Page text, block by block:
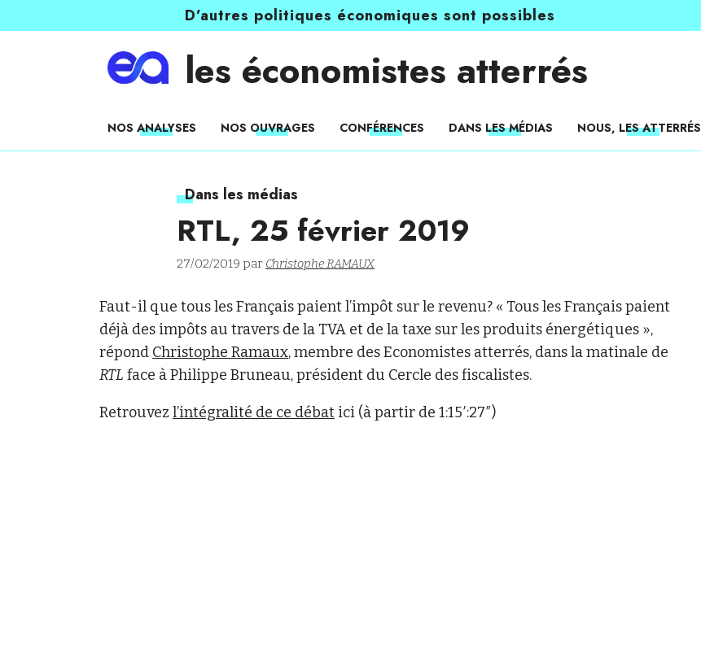
D’autres politiques économiques sont possibles
les économistes atterrés
NOS ANALYSES NOS OUVRAGES CONFÉRENCES DANS LES MÉDIAS NOUS, LES ATTERRÉS
Dans les médias
RTL, 25 février 2019
27/02/2019 par Christophe RAMAUX
Faut-il que tous les Français paient l’impôt sur le revenu? « Tous les Français paient
déjà des impôts au travers de la TVA et de la taxe sur les produits énergétiques »,
répond Christophe Ramaux, membre des Economistes atterrés, dans la matinale de
RTL face à Philippe Bruneau, président du Cercle des fiscalistes.
Retrouvez l’intégralité de ce débat ici (à partir de 1:15′:27″)